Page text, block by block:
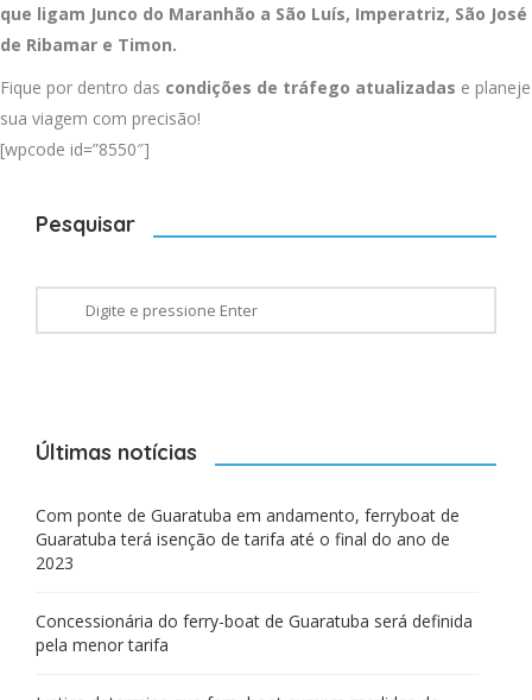
que ligam Junco do Maranhão a São Luís, Imperatriz, São José
de Ribamar e Timon.
Fique por dentro das condições de tráfego atualizadas e planeje
sua viagem com precisão!
[wpcode id=”8550″]
Pesquisar
Últimas notícias
Com ponte de Guaratuba em andamento, ferryboat de
Guaratuba terá isenção de tarifa até o final do ano de
2023
Concessionária do ferry-boat de Guaratuba será definida
pela menor tarifa